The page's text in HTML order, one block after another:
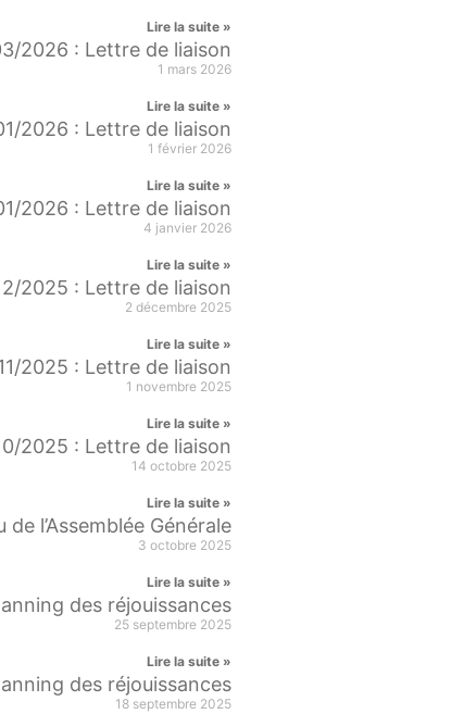
Lire la suite »
2026 : Lettre de liaison
1 mars 2026
Lire la suite »
2026 : Lettre de liaison
1 février 2026
Lire la suite »
2026 : Lettre de liaison
4 janvier 2026
Lire la suite »
2025 : Lettre de liaison
2 décembre 2025
Lire la suite »
2025 : Lettre de liaison
1 novembre 2025
Lire la suite »
2025 : Lettre de liaison
14 octobre 2025
Lire la suite »
l’Assemblée Générale
3 octobre 2025
Lire la suite »
des réjouissances
25 septembre 2025
Lire la suite »
des réjouissances
18 septembre 2025